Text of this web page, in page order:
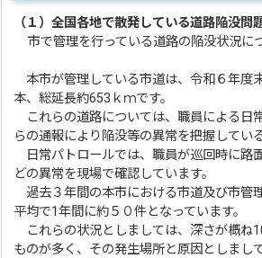
（１）全国各地で散発している道路陥没問
市で管理を行っている道路の陥没状況に
本市が管理している市道は、令和６年度
本、総延長約653ｋｍです。
これらの道路については、職員による日
らの通報により陥没等の異常を把握してい
日常パトロールでは、職員が巡回時に路
どの異常を現場で確認しています。
過去３年間の本市における市道及び市管
平均で1年間に約５０件となっています。
これらの状況としましては、深さが概ね
ものが多く、その発生場所と原因としまし